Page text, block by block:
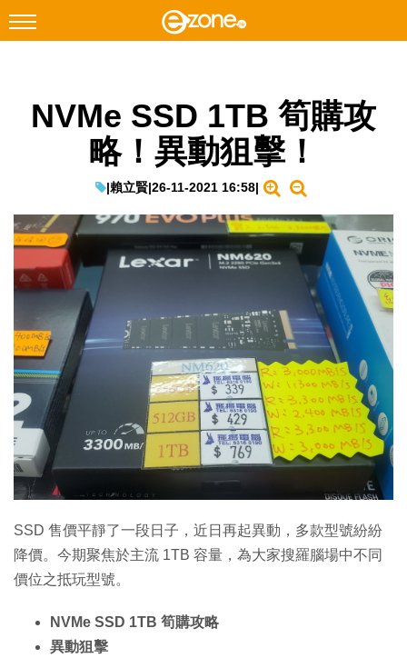
Facebook Instagram
遊戲動漫
教學評測
EduTech
IT Times
生成式AI與雲端應用
Enterprise Digital Transformation
特集
NVMe SSD 1TB 筍購攻
略！異動狙擊！
|賴立賢|26-11-2021 16:58|
SSD 售價平靜了一段日子，近日再起異動，多款型號紛紛
降價。今期聚焦於主流 1TB 容量，為大家搜羅腦場中不同
價位之抵玩型號。
NVMe SSD 1TB 筍購攻略
異動狙擊